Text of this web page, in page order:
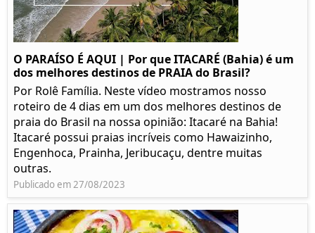
O PARAÍSO É AQUI | Por que ITACARÉ (Bahia) é um
dos melhores destinos de PRAIA do Brasil?
Por Rolê Família. Neste vídeo mostramos nosso
roteiro de 4 dias em um dos melhores destinos de
praia do Brasil na nossa opinião: Itacaré na Bahia!
Itacaré possui praias incríveis como Hawaizinho,
Engenhoca, Prainha, Jeribucaçu, dentre muitas
outras.
Publicado em 27/08/2023